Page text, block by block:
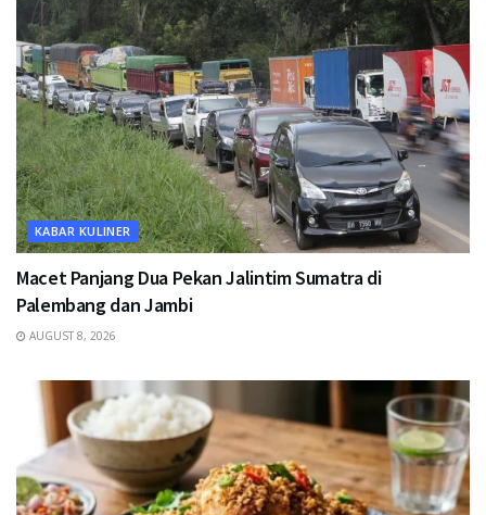
KABAR KULINER
Macet Panjang Dua Pekan Jalintim Sumatra di
Palembang dan Jambi
AUGUST 8, 2026